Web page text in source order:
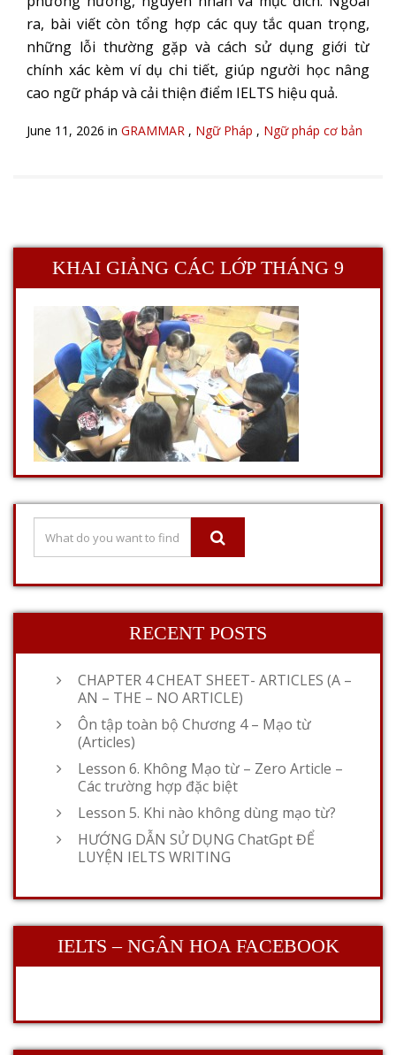
ra, bài viết còn tổng hợp các quy tắc quan trọng,
những lỗi thường gặp và cách sử dụng giới từ
chính xác kèm ví dụ chi tiết, giúp người học nâng
cao ngữ pháp và cải thiện điểm IELTS hiệu quả.
June 11, 2026 in GRAMMAR , Ngữ Pháp , Ngữ pháp cơ bản
KHAI GIẢNG CÁC LỚP THÁNG 9
RECENT POSTS
CHAPTER 4 CHEAT SHEET- ARTICLES (A –
AN – THE – NO ARTICLE)
Ôn tập toàn bộ Chương 4 – Mạo từ
(Articles)
Lesson 6. Không Mạo từ – Zero Article –
Các trường hợp đặc biệt
Lesson 5. Khi nào không dùng mạo từ?
HƯỚNG DẪN SỬ DỤNG ChatGpt ĐỂ
LUYỆN IELTS WRITING
IELTS – NGÂN HOA FACEBOOK